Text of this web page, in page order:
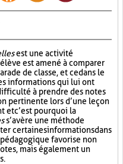
est une activité
est amené à comparer
de classe, et ce dans le
informations qui lui ont
à prendre des notes
pertinente lors d’une leçon
et c’est pourquoi la
s’avère une méthode
certaines informations dans
favorise non
mais également un